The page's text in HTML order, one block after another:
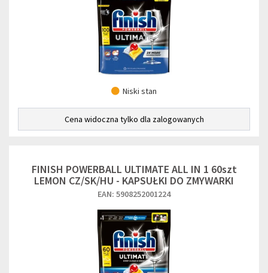
Niski stan
Cena widoczna tylko dla zalogowanych
FINISH POWERBALL ULTIMATE ALL IN 1 60szt
LEMON CZ/SK/HU - KAPSUŁKI DO ZMYWARKI
EAN: 5908252001224